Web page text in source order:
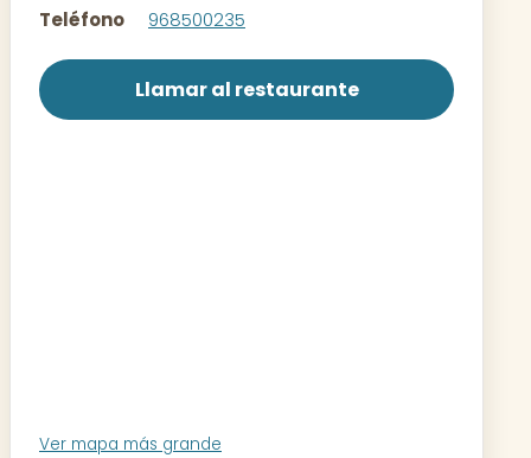
Contacto
Teléfono
968500235
Llamar al restaurante
Ver mapa más grande